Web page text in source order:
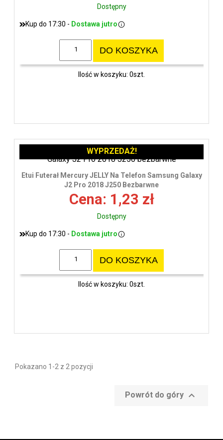
Dostępny
Kup do 17:30 - Dostawa jutro
DO KOSZYKA
Ilość w koszyku: 0szt.
Etui Futerał Mercury JELLY Na Telefon Samsung Galaxy
J2 Pro 2018 J250 Bezbarwne
Cena: 1,23 zł
Dostępny
Kup do 17:30 - Dostawa jutro
DO KOSZYKA
Ilość w koszyku: 0szt.
WYPRZEDAŻ!
Pokazano 1-2 z 2 pozycji
Powrót do góry 